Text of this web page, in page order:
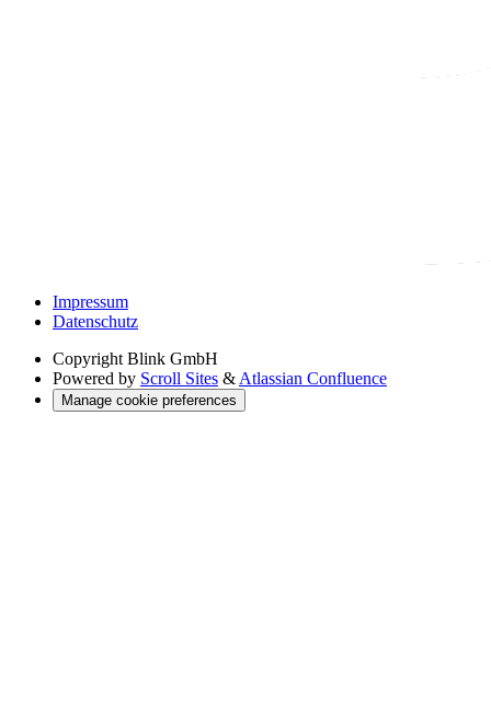
Impressum
Datenschutz
Copyright Blink GmbH
Powered by Scroll Sites & Atlassian Confluence
Manage cookie preferences